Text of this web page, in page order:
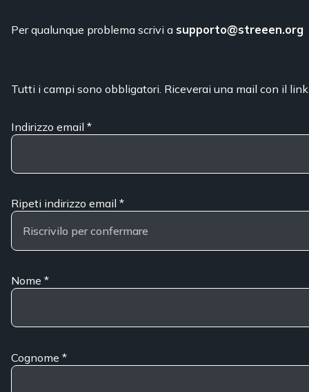
Per qualunque problema scrivi a supporto@streeen.org
Tutti i campi sono obbligatori. Riceverai una mail con il
Indirizzo email*
Ripeti indirizzo email*
Nome*
Cognome*